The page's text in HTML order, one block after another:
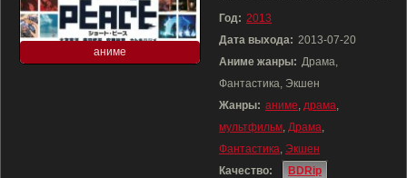
аниме
Год: 2013
Дата выхода: 2013-07-20
Аниме жанры: Драма,
Фантастика, Экшен
Жанры: аниме, драма,
мультфильм, Драма,
Фантастика, Экшен
Качество:
BDRip